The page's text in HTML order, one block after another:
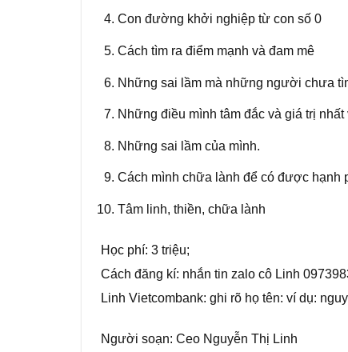
Con đường khởi nghiệp từ con số 0
Cách tìm ra điểm mạnh và đam mê
Những sai lầm mà những người chưa
Những điều mình tâm đắc và giá trị
Những sai lầm của mình.
Cách mình chữa lành để có được hạnh
Tâm linh, thiền, chữa lành
Học phí: 3 triệu;
Cách đăng kí: nhắn tin zalo cô Linh
Linh Vietcombank: ghi rõ họ tên: ví dụ:
Người soạn: Ceo Nguyễn Thị Linh